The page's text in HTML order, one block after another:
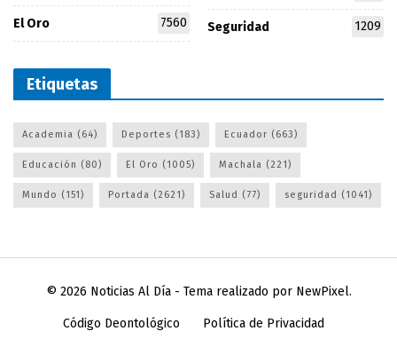
El Oro 7560 Seguridad 1209
Etiquetas
Academia (64) Deportes (183) Ecuador (663)
Educación (80) El Oro (1005) Machala (221)
Mundo (151) Portada (2621) Salud (77) seguridad (1041)
© 2026 Noticias Al Día- Tema realizado por NewPixel.
Código Deontológico Política de Privacidad